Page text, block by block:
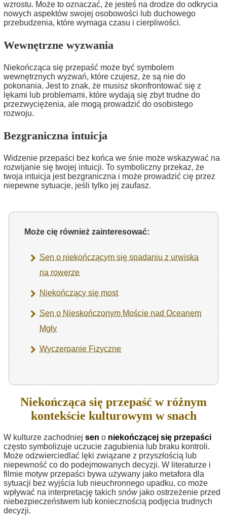
wzrostu. Może to oznaczać, że jesteś na drodze do odkrycia
nowych aspektów swojej osobowości lub duchowego
przebudzenia, które wymaga czasu i cierpliwości.
Wewnętrzne wyzwania
Niekończąca się przepaść może być symbolem
wewnętrznych wyzwań, które czujesz, że są nie do
pokonania. Jest to znak, że musisz skonfrontować się z
lękami lub problemami, które wydają się zbyt trudne do
przezwyciężenia, ale mogą prowadzić do osobistego
rozwoju.
Bezgraniczna intuicja
Widzenie przepaści bez końca we śnie może wskazywać na
rozwijanie się twojej intuicji. To symboliczny przekaz, że
twoja intuicja jest bezgraniczna i może prowadzić cię przez
niepewne sytuacje, jeśli tylko jej zaufasz.
Może cię również zainteresować:
Sen o niekończącym się spadaniu z urwiska
na rowerze
Niekończący się most
Sen o Nieskończonym Moście nad Oceanem
Mgły
Wyczerpanie Fizyczne
Niekończąca się przepaść w różnym
kontekście kulturowym w snach
W kulturze zachodniej sen o niekończącej się przepaści
często symbolizuje uczucie zagubienia lub braku kontroli.
Może odzwierciedlać lęki związane z przyszłością lub
niepewność co do podejmowanych decyzji. W literaturze i
filmie motyw przepaści bywa używany jako metafora dla
sytuacji bez wyjścia lub nieuchronnego upadku, co może
wpływać na interpretację takich snówjako ostrzeżenie przed
niebezpieczeństwem lub koniecznością podjęcia trudnych
decyzji.